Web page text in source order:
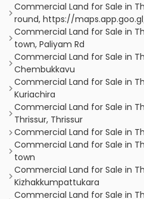
Commercial Land for Sale in
round, https://
Commercial Land for Sale in
town, Paliyam Rd
Commercial Land for Sale in
Chembukkavu
Commercial Land for Sale in
Kuriachira
Commercial Land for Sale in
Thrissur, Thrissur
Commercial Land for Sale in
Commercial Land for Sale in
town
Commercial Land for Sale in
Kizhakkumpattukara
Commercial Land for Sale in